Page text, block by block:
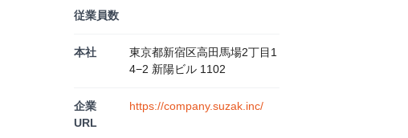
従業員数
本社
東京都新宿区高田馬場2丁目1
4−2 新陽ビル 1102
企業
URL
https://company.suzak.inc/